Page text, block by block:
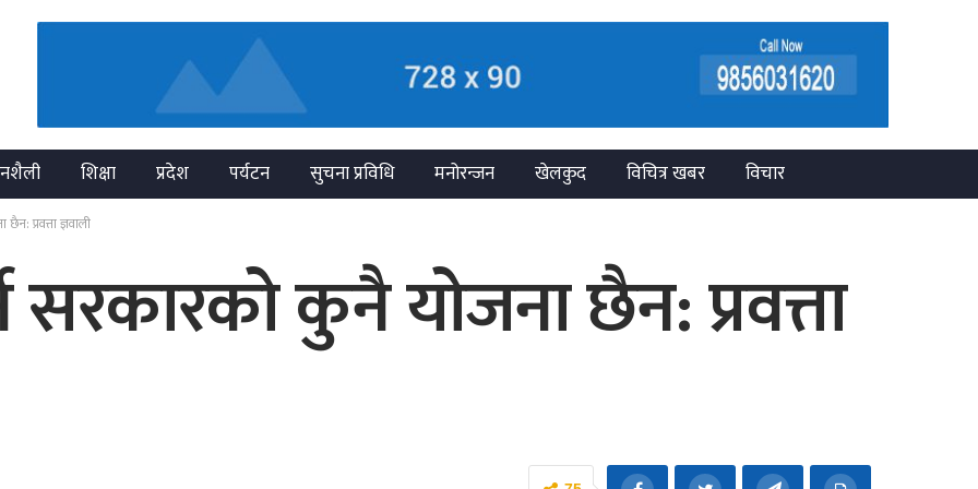
शिक्षा प्रदेश पर्यटन सुचना प्रविधि मनोरन्जन खेलकुद विचित्र खबर
विचार
प्रवत्ता ज्ञवाली
सरकारको कुनै योजना छैन: प्रवत्ता